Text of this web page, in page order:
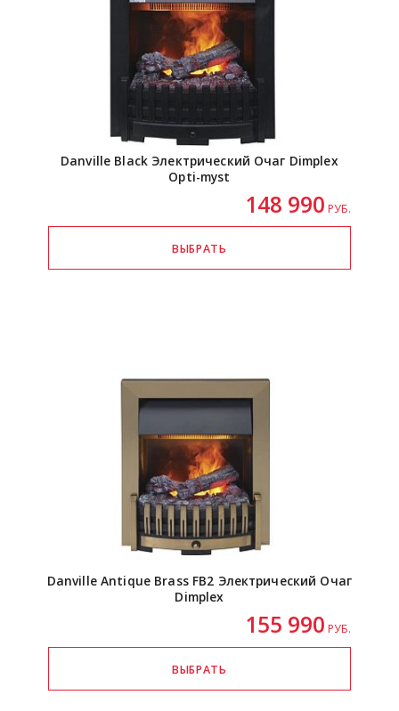
Danville Black Электрический Очаг Dimplex
Opti-myst
148 990 РУБ.
Danville Antique Brass FB2 Электрический Очаг
Dimplex
155 990 РУБ.